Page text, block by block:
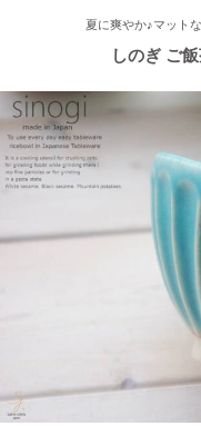
介されました。
2025/7/23
≪軽井沢店オープンして
中！実店舗でしか取り扱
す♪ みなさまのご来店、
2025/5/9
≪らいすぼ～るのお皿
日（水）に発売『よし
いも編』レトルトカレ
【でっかいどー 北の大
夏に爽やか♪マット
しのぎ ご